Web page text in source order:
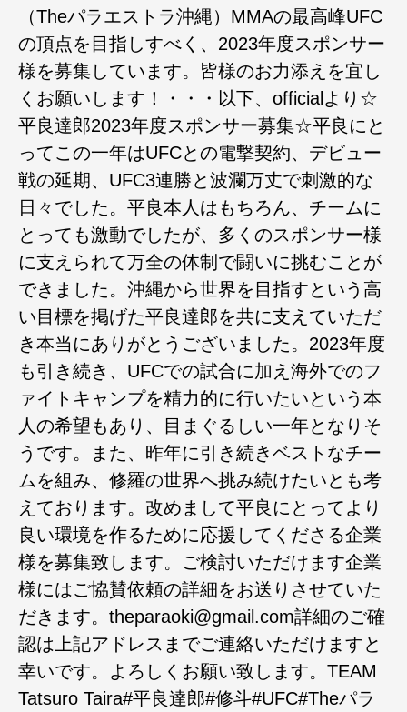
（Theパラエストラ沖縄）MMAの最高峰UFC
の頂点を目指しすべく、2023年度スポンサー
様を募集しています。皆様のお力添えを宜し
くお願いします！・・・以下、officialより☆
平良達郎2023年度スポンサー募集☆平良にと
ってこの一年はUFCとの電撃契約、デビュー
戦の延期、UFC3連勝と波瀾万丈で刺激的な
日々でした。平良本人はもちろん、チームに
とっても激動でしたが、多くのスポンサー様
に支えられて万全の体制で闘いに挑むことが
できました。沖縄から世界を目指すという高
い目標を掲げた平良達郎を共に支えていただ
き本当にありがとうございました。2023年度
も引き続き、UFCでの試合に加え海外でのフ
ァイトキャンプを精力的に行いたいという本
人の希望もあり、目まぐるしい一年となりそ
うです。また、昨年に引き続きベストなチー
ムを組み、修羅の世界へ挑み続けたいとも考
えております。改めまして平良にとってより
良い環境を作るために応援してくださる企業
様を募集致します。ご検討いただけます企業
様にはご協賛依頼の詳細をお送りさせていた
だきます。theparaoki@gmail.com詳細のご確
認は上記アドレスまでご連絡いただけますと
幸いです。よろしくお願い致します。TEAM
Tatsuro Taira#平良達郎#修斗#UFC#Theパラ